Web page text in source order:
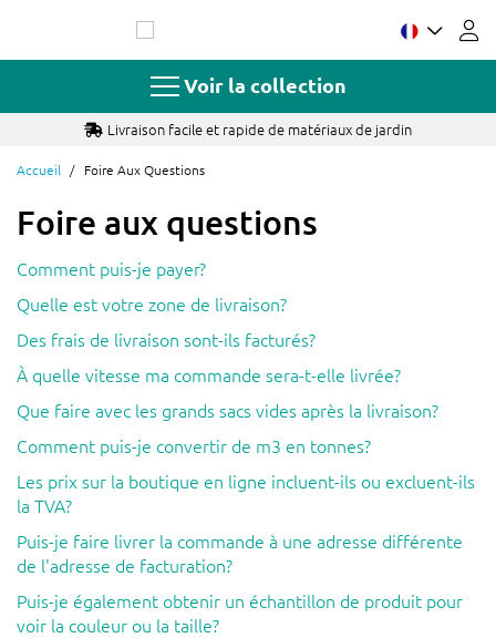
contenu
Voir la collection
Livraison facile et rapide de matériaux de jardin
Accueil Foire Aux Questions
Foire aux questions
Comment puis-je payer?
Quelle est votre zone de livraison?
Des frais de livraison sont-ils facturés?
À quelle vitesse ma commande sera-t-elle livrée?
Que faire avec les grands sacs vides après la livraison?
Comment puis-je convertir de m3 en tonnes?
Les prix sur la boutique en ligne incluent-ils ou excluent-ils
la TVA?
Puis-je faire livrer la commande à une adresse différente
de l'adresse de facturation?
Puis-je également obtenir un échantillon de produit pour
voir la couleur ou la taille?